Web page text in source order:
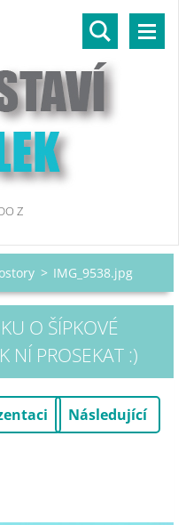
Z
> IMG_9538.jpg
O ŠÍPKOVÉ
NÍ PROSEKAT :)
Následující